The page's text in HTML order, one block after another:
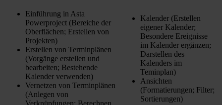
Einführung in Asta
Powerproject (Bereiche der
Oberflächen; Erstellen von
Projekten)
Erstellen von Terminplänen
(Vorgänge erstellen und
bearbeiten; Bestehende
Kalender verwenden)
Vernetzen von Terminplänen
(Anlegen von
Kalender (Erstellen
eigener Kalender;
Besondere Ereignisse
im Kalender ergänzen;
Darstellen des
Kalenders im
Teminplan)
Ansichten
(Formatierungen; Filter;
Sortierungen)